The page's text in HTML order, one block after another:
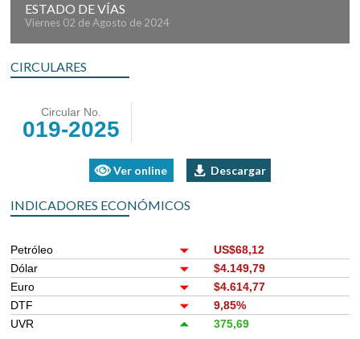
ESTADO DE VÍAS
Viernes 02 de Agosto de 2024
CIRCULARES
Circular No.
019-2025
Ver online Descargar
INDICADORES ECONÓMICOS
Petróleo
US$68,12
Dólar
$4.149,79
Euro
$4.614,77
DTF
9,85%
UVR
375,69